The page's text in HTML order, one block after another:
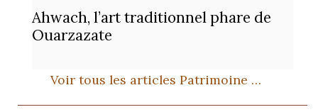
Ahwach, l’art traditionnel phare de
Ouarzazate
Voir tous les articles Patrimoine …